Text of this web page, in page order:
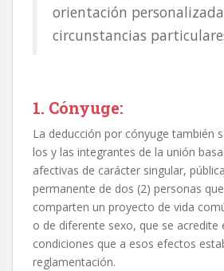
orientación
circunstancias
1. Cónyuge:
La deducción por cónyuge también
los y las integrantes de la unión
afectivas de carácter singular,
permanente de dos (2) personas
comparten un proyecto de vida
o de diferente sexo, que se acredite
condiciones que a esos efectos
reglamentación.